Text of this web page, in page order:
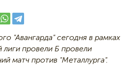
"Авангарда" сегодня в рамках
лиги провели Б провели
матч против "Металлурга".